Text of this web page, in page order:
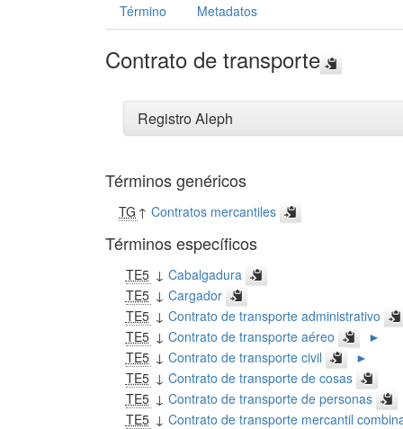
Término Metadatos
Contrato de transporte
Registro Aleph
Términos genéricos
TG ↑Contratos mercantiles
Términos específicos
TE5 ↓ Cabalgadura
TE5 ↓ Cargador
TE5 ↓ Contrato de transporte administrativo
TE5 ↓ Contrato de transporte aéreo
►
TE5 ↓ Contrato de transporte civil
►
TE5 ↓ Contrato de transporte de cosas
TE5 ↓ Contrato de transporte de personas
TE5 ↓ Contrato de transporte mercantil